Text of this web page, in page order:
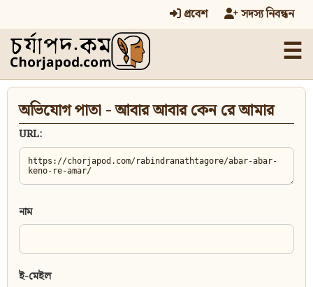
প্রবেশ সদস্য নিবন্ধন
☰
অভিযোগ পাতা - আবার আবার কেন রে আমার
URL:
নাম
ই-মেইল